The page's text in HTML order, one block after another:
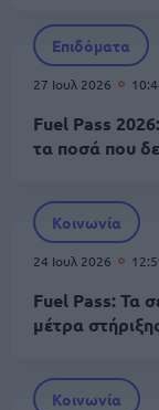
Επιδόματα
27 Ιουλ 2026
Fuel Pass
τα ποσά που
Κοινωνία
24 Ιουλ 2026
Fuel Pass: Τα
μέτρα
Κοινωνία